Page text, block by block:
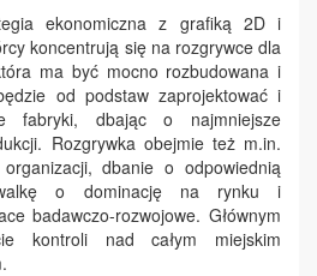
ekonomiczna z grafiką 2D i
koncentrują się na rozgrywce dla
ma być mocno rozbudowana i
od podstaw zaprojektować i
fabryki, dbając o najmniejsze
Rozgrywka obejmie też m.in.
organizacji, dbanie o odpowiednią
o dominację na rynku i
badawczo-rozwojowe. Głównym
kontroli nad całym miejskim